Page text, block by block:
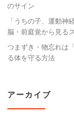
のサイン
「うちの子、運動神
脳・前庭覚から見る
つまずき・物忘れは
る体を守る方法
アーカイブ